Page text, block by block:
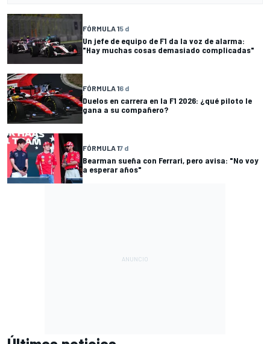
FÓRMULA 15 d
Un jefe de equipo de F1 da la voz de alarma:
"Hay muchas cosas demasiado complicadas"
FÓRMULA 16 d
Duelos en carrera en la F1 2026: ¿qué piloto le
gana a su compañero?
FÓRMULA 17 d
Bearman sueña con Ferrari, pero avisa: "No voy
a esperar años"